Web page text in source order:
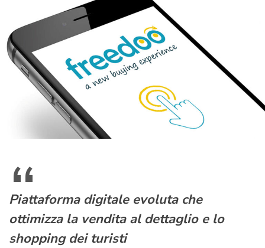
Piattaforma digitale evoluta che
ottimizza la vendita al dettaglio e lo
shopping dei turisti